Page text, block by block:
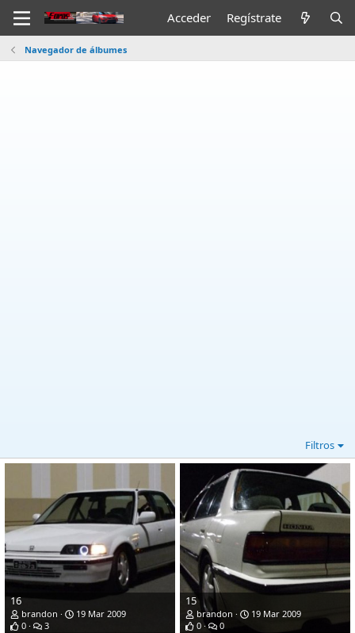
Acceder Regístrate
Navegador de álbumes
Filtros
16
brandon
19 Mar 2009
0
3
15
brandon
19 Mar 2009
0
0